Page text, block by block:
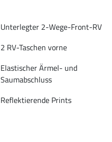
Unterlegter 2-Wege-Front-RV
2 RV-Taschen vorne
Elastischer Ärmel- und
Saumabschluss
Reflektierende Prints